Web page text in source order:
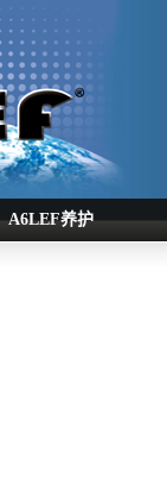
A6LEF养护